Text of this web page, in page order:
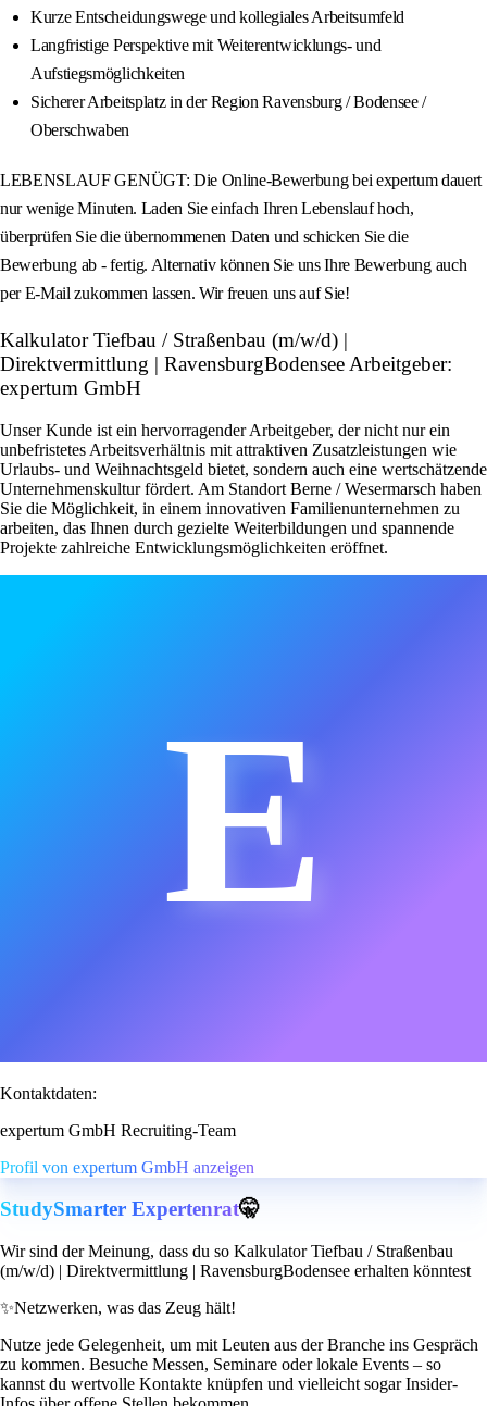
Kurze Entscheidungswege und kollegiales Arbeitsumfeld
Langfristige Perspektive mit Weiterentwicklungs- und
Aufstiegsmöglichkeiten
Sicherer Arbeitsplatz in der Region Ravensburg / Bodensee /
Oberschwaben
LEBENSLAUF GENÜGT: Die Online-Bewerbung bei expertum dauert
nur wenige Minuten. Laden Sie einfach Ihren Lebenslauf hoch,
überprüfen Sie die übernommenen Daten und schicken Sie die
Bewerbung ab - fertig. Alternativ können Sie uns Ihre Bewerbung auch
per E-Mail zukommen lassen. Wir freuen uns auf Sie!
Kalkulator Tiefbau / Straßenbau (m/w/d) |
Direktvermittlung | RavensburgBodensee Arbeitgeber:
expertum GmbH
Unser Kunde ist ein hervorragender Arbeitgeber, der nicht nur ein
unbefristetes Arbeitsverhältnis mit attraktiven Zusatzleistungen wie
Urlaubs- und Weihnachtsgeld bietet, sondern auch eine wertschätzende
Unternehmenskultur fördert. Am Standort Berne / Wesermarsch haben
Sie die Möglichkeit, in einem innovativen Familienunternehmen zu
arbeiten, das Ihnen durch gezielte Weiterbildungen und spannende
Projekte zahlreiche Entwicklungsmöglichkeiten eröffnet.
E
Kontaktdaten:
expertum GmbH Recruiting-Team
Profil von expertum GmbH anzeigen
StudySmarter Expertenrat🤫
Wir sind der Meinung, dass du so Kalkulator Tiefbau / Straßenbau
(m/w/d) | Direktvermittlung | RavensburgBodensee erhalten könntest
✨Netzwerken, was das Zeug hält!
Nutze jede Gelegenheit, um mit Leuten aus der Branche ins Gespräch
zu kommen. Besuche Messen, Seminare oder lokale Events – so
kannst du wertvolle Kontakte knüpfen und vielleicht sogar Insider-